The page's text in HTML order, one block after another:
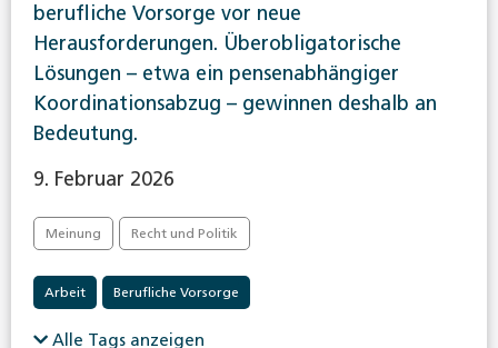
berufliche Vorsorge vor neue
Herausforderungen. Überobligatorische
Lösungen – etwa ein pensenabhängiger
Koordinationsabzug – gewinnen deshalb an
Bedeutung.
9. Februar 2026
Meinung Recht und Politik
Arbeit Berufliche Vorsorge
Alle Tags anzeigen